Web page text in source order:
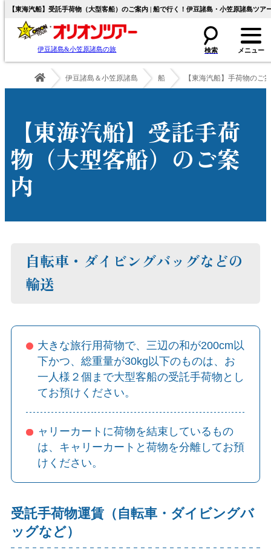
【東海汽船】受託手荷物（大型客船）のご案内 | 船で行く！伊豆諸島・小笠原諸島ツア
伊豆諸島&小笠原諸島の旅
伊豆諸島＆小笠原諸島 船 【東海汽船】手荷物のご
【東海汽船】受託手荷
物（大型客船）のご案
内
自転車・ダイビングバッグなどの
輸送
大きな旅行用荷物で、三辺の和が200cm以
下かつ、総重量が30kg以下のものは、お
一人様２個まで大型客船の受託手荷物とし
てお預けください。
ャリーカートに荷物を結束しているもの
は、キャリーカートと荷物を分離してお預
けください。
受託手荷物運賃（自転車・ダイビングバ
ッグなど）